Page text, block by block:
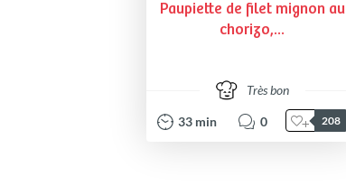
Paupiette de filet mignon au
chorizo,...
Très bon
33 min 0 208